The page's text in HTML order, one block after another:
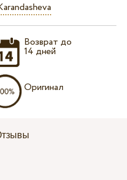
Возврат до
14 дней
Оригинал